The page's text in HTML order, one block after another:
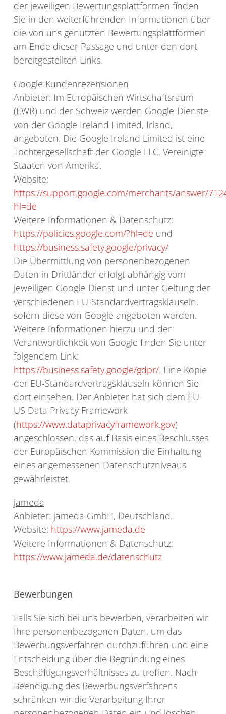
der jeweiligen Bewertungsplattformen finden
Sie in den weiterführenden Informationen über
die von uns genutzten Bewertungsplattformen
am Ende dieser Passage und unter den dort
bereitgestellten Links.
Google Kundenrezensionen
Anbieter: Im Europäischen Wirtschaftsraum
(EWR) und der Schweiz werden Google-Dienste
von der Google Ireland Limited, Irland,
angeboten. Die Google Ireland Limited ist eine
Tochtergesellschaft der Google LLC, Vereinigte
Staaten von Amerika.
Website:
https://support.google.com/merchants/answer/
hl=de
Weitere Informationen & Datenschutz:
https://policies.google.com/?hl=de und
https://business.safety.google/privacy/
Die Übermittlung von personenbezogenen
Daten in Drittländer erfolgt abhängig vom
jeweiligen Google-Dienst und unter Geltung der
verschiedenen EU-Standardvertragsklauseln,
sofern diese von Google angeboten werden.
Weitere Informationen hierzu und der
Verantwortlichkeit von Google finden Sie unter
folgendem Link:
https://business.safety.google/gdpr/. Eine Kopie
der EU-Standardvertragsklauseln können Sie
dort einsehen. Der Anbieter hat sich dem EU-
US Data Privacy Framework
(https://www.dataprivacyframework.gov)
angeschlossen, das auf Basis eines Beschlusses
der Europäischen Kommission die Einhaltung
eines angemessenen Datenschutzniveaus
gewährleistet.
jameda
Anbieter: jameda GmbH, Deutschland.
Website: https://www.jameda.de
Weitere Informationen & Datenschutz:
https://www.jameda.de/datenschutz
Bewerbungen
Falls Sie sich bei uns bewerben, verarbeiten wir
Ihre personenbezogenen Daten, um das
Bewerbungsverfahren durchzuführen und eine
Entscheidung über die Begründung eines
Beschäftigungsverhältnisses zu treffen. Nach
Beendigung des Bewerbungsverfahrens
schränken wir die Verarbeitung Ihrer